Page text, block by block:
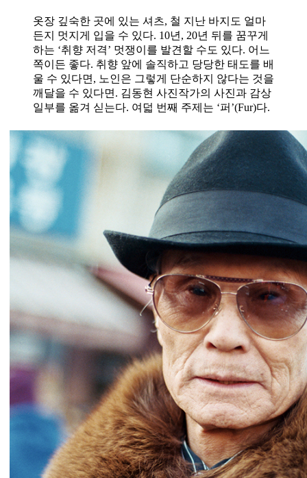
옷장 깊숙한 곳에 있는 셔츠, 철 지난 바지도 얼마
든지 멋지게 입을 수 있다. 10년, 20년 뒤를 꿈꾸게
하는 ‘취향 저격’ 멋쟁이를 발견할 수도 있다. 어느
쪽이든 좋다. 취향 앞에 솔직하고 당당한 태도를 배
울 수 있다면, 노인은 그렇게 단순하지 않다는 것을
깨달을 수 있다면. 김동현 사진작가의 사진과 감상
일부를 옮겨 싣는다. 여덟 번째 주제는 ‘퍼’(Fur)다.